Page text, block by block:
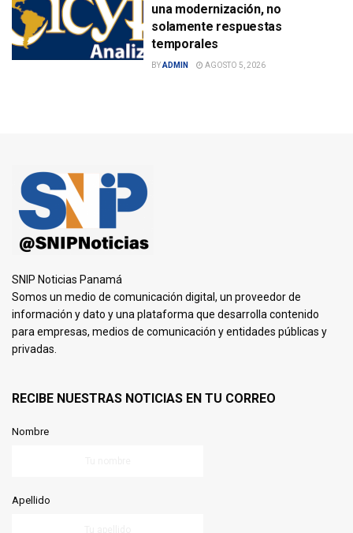
una modernización, no
solamente respuestas
temporales
BYADMIN AGOSTO 5, 2026
SNIP Noticias Panamá
Somos un medio de comunicación digital, un proveedor de
información y dato y una plataforma que desarrolla contenido
para empresas, medios de comunicación y entidades públicas y
privadas.
RECIBE NUESTRAS NOTICIAS EN TU CORREO
Nombre
Apellido